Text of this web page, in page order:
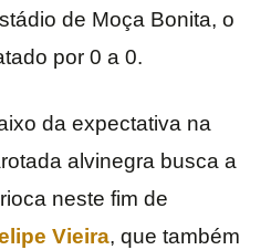
de Moça Bonita, o
por 0 a 0.
da expectativa na
alvinegra busca a
neste fim de
Vieira, que também